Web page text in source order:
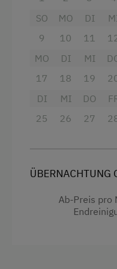
Liegewiese
Minigolf
Nationalpark
Nordic Walking
Skibusnähe
Küche
Kühlschrank
Große (Ehem.
Geschirrspüler,
Stube mit drei
Großes
Grillmöglichkeit im
Spielplatz,
Tischtennistisch.
1 Gitterbett und 1
SO
9
MO
10
DI
11
MO
17
DI
18
MI
19
DI
25
MI
26
DO
27
ÜBERNACHTUNG
Ab-Preis pro